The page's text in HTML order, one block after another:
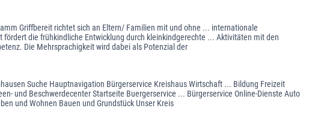
Griffbereit richtet sich an Eltern/ Familien mit und ohne ... internationale
die frühkindliche Entwicklung durch kleinkindgerechte ... Aktivitäten mit den
Die Mehrsprachigkeit wird dabei als Potenzial der
Suche Hauptnavigation Bürgerservice Kreishaus Wirtschaft ... Bildung Freizeit
und Beschwerdecenter Startseite Buergerservice ... Bürgerservice Online-Dienste Auto
und Wohnen Bauen und Grundstück Unser Kreis